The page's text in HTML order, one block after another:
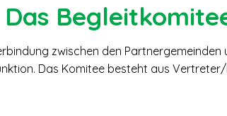
Das
zwischen den Partnergemeinden
Das Komitee besteht aus